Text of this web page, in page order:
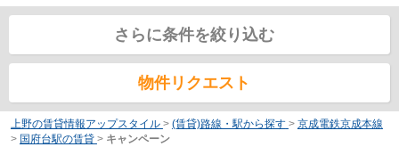
さらに条件を絞り込む
物件リクエスト
上野の賃貸情報アップスタイル > (賃貸)路線・駅から探す > 京成電鉄京成本線
> 国府台駅の賃貸 > キャンペーン